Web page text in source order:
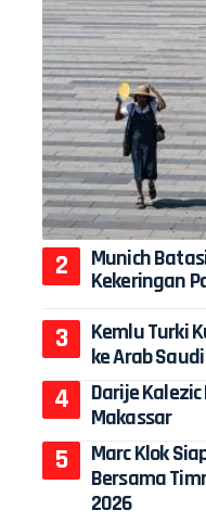
Munich
Kekeringan
Kemlu Turki
ke Arab
Darije
Makassar
Marc Klok
Bersama
2026